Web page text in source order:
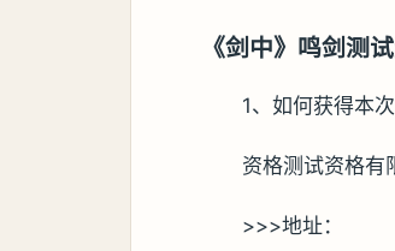
《剑中》鸣剑测
1、如何获得本次
资格测试资格有
>>>地址：